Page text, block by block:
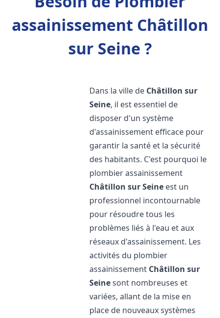
assainissement Châtillon
sur Seine ?
Dans la ville de Châtillon sur
Seine, il est essentiel de
disposer d'un système
d'assainissement efficace pour
garantir la santé et la sécurité
des habitants. C'est pourquoi le
plombier assainissement
Châtillon sur Seine est un
professionnel incontournable
pour résoudre tous les
problèmes liés à l'eau et aux
réseaux d'assainissement. Les
activités du plombier
assainissement Châtillon sur
Seinesont nombreuses et
variées, allant de la mise en
place de nouveaux systèmes